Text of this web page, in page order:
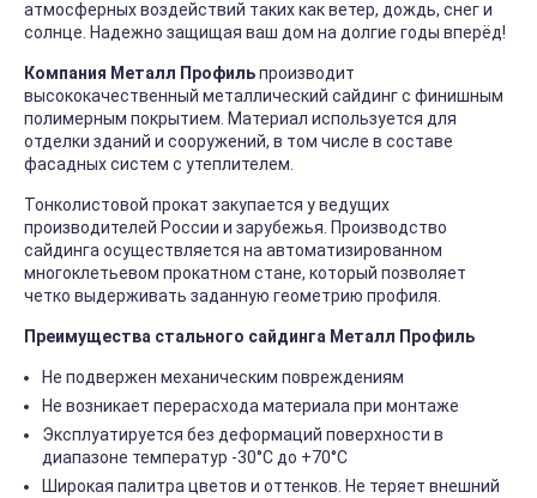
атмосферных воздействий таких как ветер, дождь, снег и
солнце. Надежно защищая ваш дом на долгие годы вперёд!
Компания Металл Профильпроизводит
высококачественный металлический сайдинг с финишным
полимерным покрытием. Материал используется для
отделки зданий и сооружений, в том числе в составе
фасадных систем с утеплителем.
Тонколистовой прокат закупается у ведущих
производителей России и зарубежья. Производство
сайдинга осуществляется на автоматизированном
многоклетьевом прокатном стане, который позволяет
четко выдерживать заданную геометрию профиля.
Преимущества стального сайдинга Металл Профиль
Не подвержен механическим повреждениям
Не возникает перерасхода материала при монтаже
Эксплуатируется без деформаций поверхности в
диапазоне температур -30°C до +70°C
Широкая палитра цветов и оттенков. Не теряет внешний